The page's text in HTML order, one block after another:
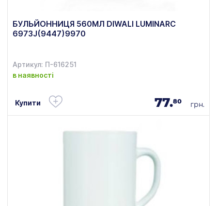
БУЛЬЙОННИЦЯ 560МЛ DIWALI LUMINARC
6973J(9447)9970
Артикул: П-616251
в наявності
Купити 77.80 грн.